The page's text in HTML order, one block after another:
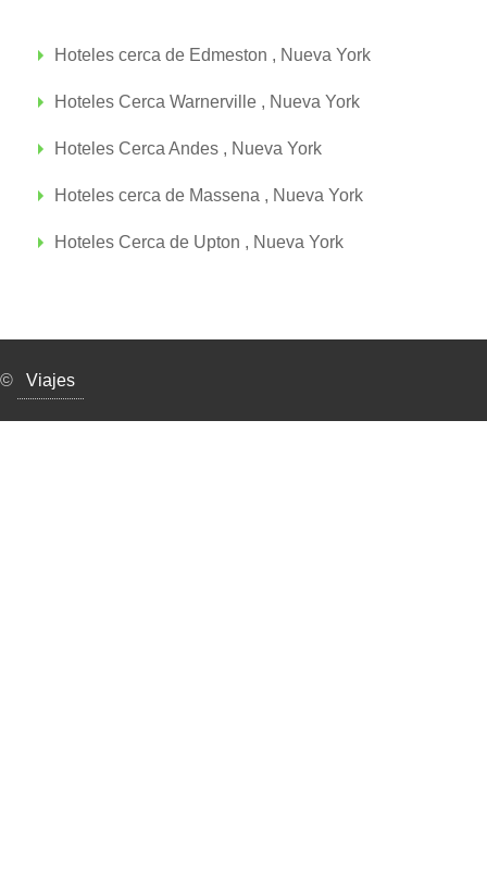
Hoteles cerca de Edmeston , Nueva York
Hoteles Cerca Warnerville , Nueva York
Hoteles Cerca Andes , Nueva York
Hoteles cerca de Massena , Nueva York
Hoteles Cerca de Upton , Nueva York
© Viajes